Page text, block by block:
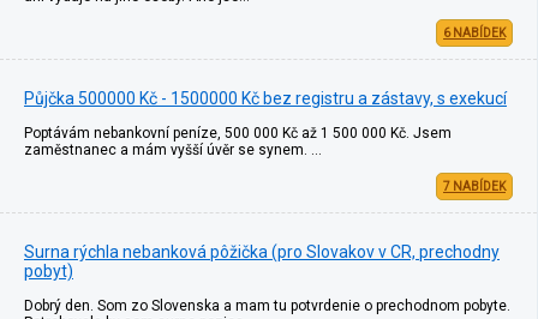
6 NABÍDEK
Půjčka 500000 Kč - 1500000 Kč bez registru a zástavy, s exekucí
Poptávám nebankovní peníze, 500 000 Kč až 1 500 000 Kč. Jsem
zaměstnanec a mám vyšší úvěr se synem. …
7 NABÍDEK
Surna rýchla nebanková pôžička (pro Slovakov v CR, prechodny
pobyt)
Dobrý den. Som zo Slovenska a mam tu potvrdenie o prechodnom pobyte.